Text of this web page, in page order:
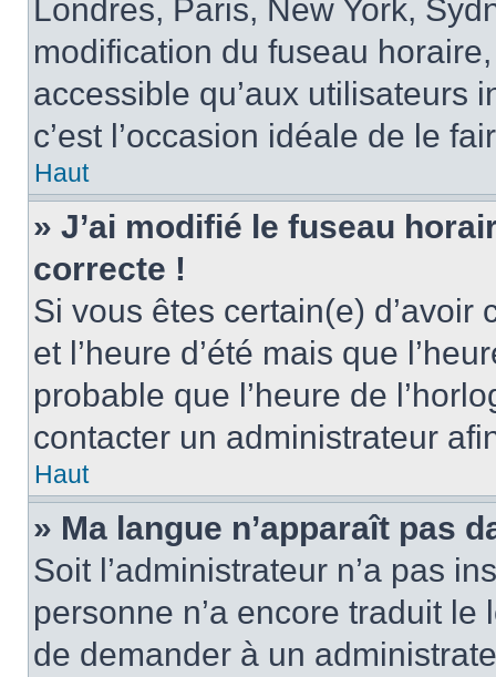
Londres, Paris, New York,
modification du fuseau
accessible qu’aux utilisateurs
c’est l’occasion idéale de le
Haut
» J’ai modifié le fuseau
correcte !
Si vous êtes certain(e)
et l’heure d’été mais que
probable que l’heure de
contacter un administrateur
Haut
» Ma langue n’apparaît pas
Soit l’administrateur n’a pas
personne n’a encore traduit
de demander à un